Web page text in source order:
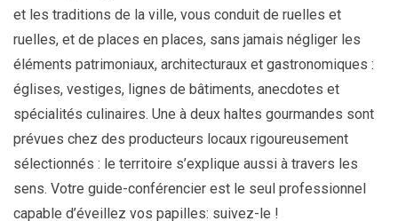
et les traditions de la ville, vous conduit de ruelles et
ruelles, et de places en places, sans jamais négliger les
éléments patrimoniaux, architecturaux et gastronomiques :
églises, vestiges, lignes de bâtiments, anecdotes et
spécialités culinaires. Une à deux haltes gourmandes sont
prévues chez des producteurs locaux rigoureusement
sélectionnés : le territoire s’explique aussi à travers les
sens. Votre guide-conférencier est le seul professionnel
capable d’éveillez vos papilles: suivez-le !